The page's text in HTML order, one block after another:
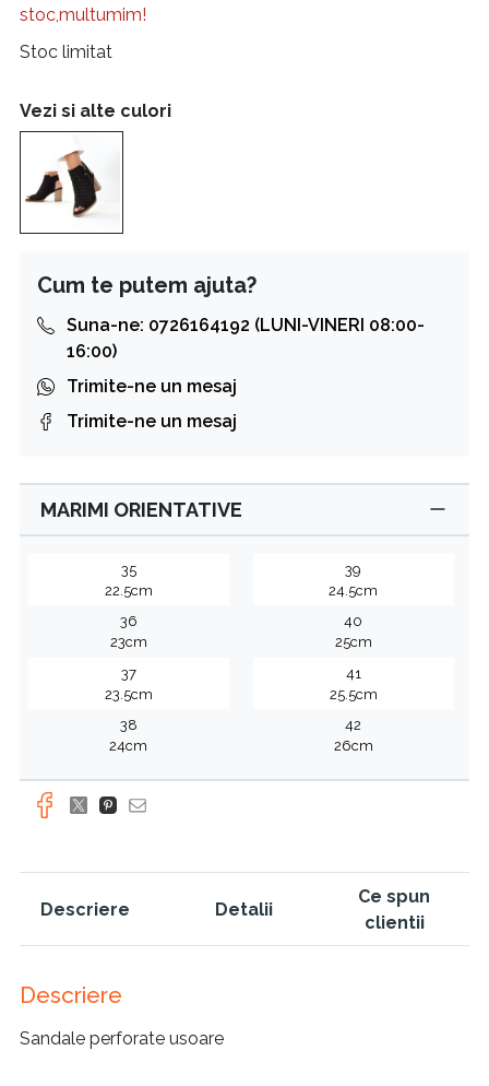
stoc,multumim!
Stoc limitat
Vezi si alte culori
Cum te putem ajuta?
Suna-ne: 0726164192 (LUNI-VINERI 08:00-
16:00)
Trimite-ne un mesaj
Trimite-ne un mesaj
MARIMI ORIENTATIVE
35
22.5cm
36
23cm
37
23.5cm
38
24cm
39
24.5cm
40
25cm
41
25.5cm
42
26cm
Descriere Detalii
Ce spun
clientii
Descriere
Sandale perforate usoare